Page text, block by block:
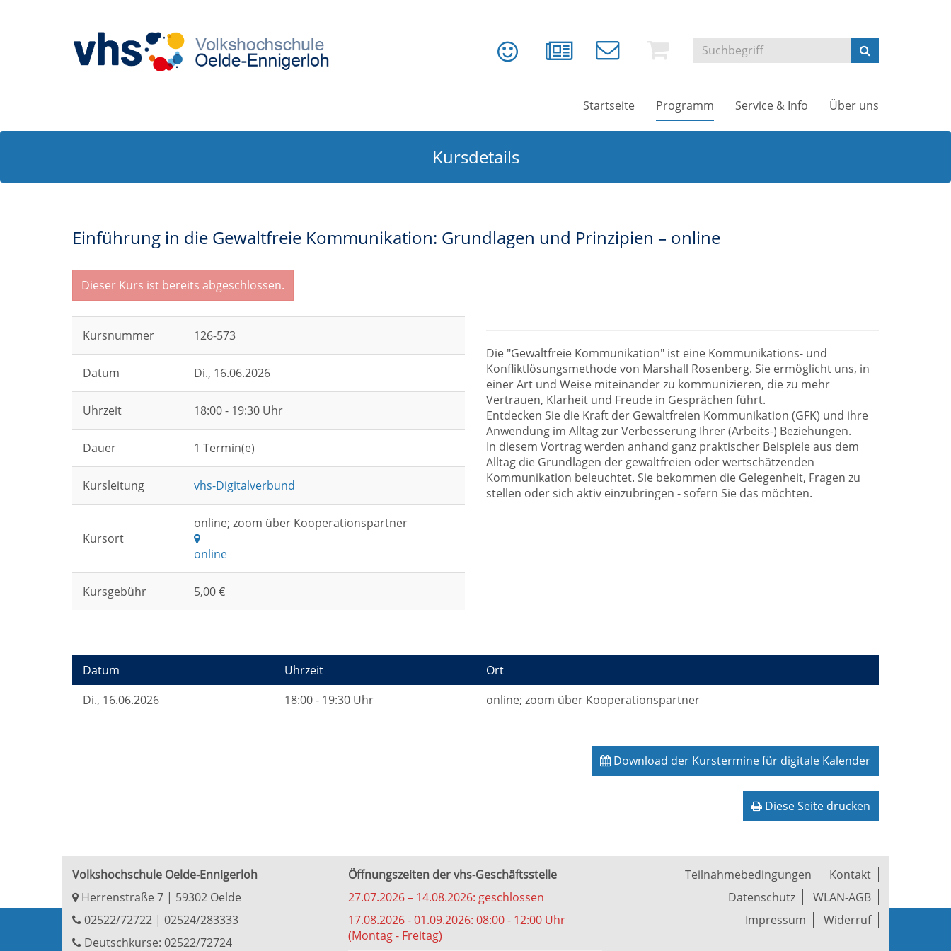
Startseite Programm Service & Info Über uns
Kursdetails
Einführung in die Gewaltfreie Kommunikation: Grundlagen und Prinzipien – online
Dieser Kurs ist bereits abgeschlossen.
Kursnummer 126-573
Datum Di., 16.06.2026
Uhrzeit 18:00 - 19:30 Uhr
Dauer 1 Termin(e)
Kursleitung vhs-Digitalverbund
Kursort
online; zoom über Kooperationspartner
online
Kursgebühr 5,00 €
Die "Gewaltfreie Kommunikation" ist eine Kommunikations- und
Konfliktlösungsmethode von Marshall Rosenberg. Sie ermöglicht uns, in
einer Art und Weise miteinander zu kommunizieren, die zu mehr
Vertrauen, Klarheit und Freude in Gesprächen führt.
Entdecken Sie die Kraft der Gewaltfreien Kommunikation (GFK) und ihre
Anwendung im Alltag zur Verbesserung Ihrer (Arbeits-) Beziehungen.
In diesem Vortrag werden anhand ganz praktischer Beispiele aus dem
Alltag die Grundlagen der gewaltfreien oder wertschätzenden
Kommunikation beleuchtet. Sie bekommen die Gelegenheit, Fragen zu
stellen oder sich aktiv einzubringen - sofern Sie das möchten.
Datum Uhrzeit
Ort
Di., 16.06.2026 18:00 - 19:30 Uhr online; zoom über Kooperationspartner
Download der Kurstermine für digitale Kalender
Diese Seite drucken
Volkshochschule Oelde-Ennigerloh
Herrenstraße 7 | 59302 Oelde
02522/72722 | 02524/283333
Deutschkurse: 02522/72724
Öffnungszeiten der vhs-Geschäftsstelle
27.07.2026 – 14.08.2026: geschlossen
17.08.2026 - 01.09.2026: 08:00 - 12:00 Uhr
(Montag - Freitag)
Teilnahmebedingungen
Kontakt
Datenschutz
WLAN-AGB
Impressum
Widerruf